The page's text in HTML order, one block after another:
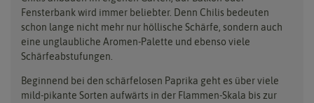
Anzucht, Kultivierung
& Ernte
Pikieren
Clever Pots
COMPO
Hortitops
Jiffy
Ladbrooke Soil Blockers Saflax
Fensterbank wird immer beliebter. Denn Chilis bedeuten
schon lange nicht mehr nur höllische Schärfe, sondern auch
eine unglaubliche Aromen-Palette und ebenso viele
Schärfeabstufungen.
Beginnend bei den schärfelosen Paprika geht es über viele
mild-pikante Sorten aufwärts in der Flammen-Skala bis zur